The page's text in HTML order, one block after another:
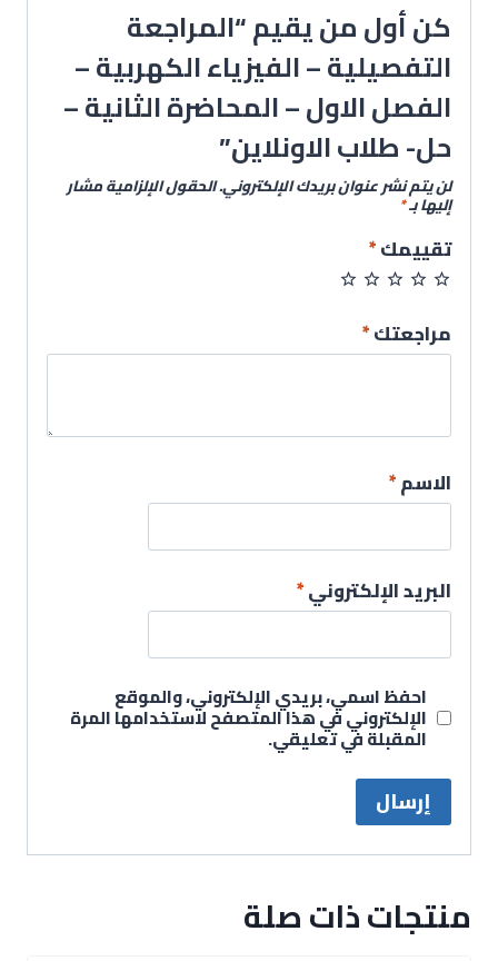
كن أول من يقيم “المراجعة
التفصيلية – الفيزياء الكهربية –
الفصل الاول – المحاضرة الثانية –
حل- طلاب الاونلاين”
لن يتم نشر عنوان بريدك الإلكتروني.الحقول الإلزامية مشار
إليها بـ*
تقييمك*
مراجعتك*
الاسم*
البريد الإلكتروني*
احفظ اسمي، بريدي الإلكتروني، والموقع
الإلكتروني في هذا المتصفح لاستخدامها المرة
المقبلة في تعليقي.
منتجات ذات صلة